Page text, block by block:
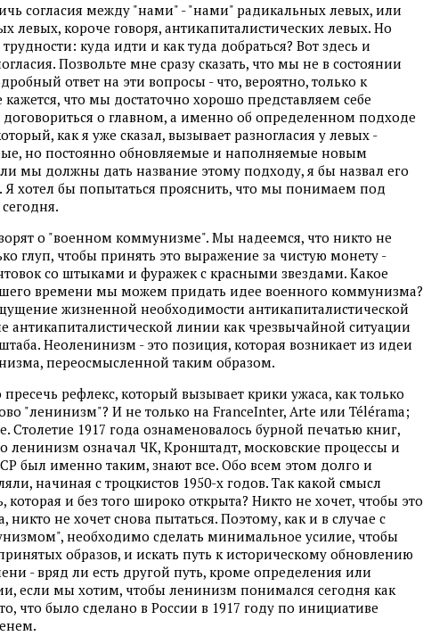
согласия между "нами" - "нами" радикальных левых, или
левых, короче говоря, антикапиталистических левых. Но
куда идти и как туда добраться? Вот здесь и
Позвольте мне сразу сказать, что мы не в состоянии
ответ на эти вопросы - что, вероятно, только к
что мы достаточно хорошо представляем себе
о главном, а именно об определенном подходе
как я уже сказал, вызывает разногласия у левых -
но постоянно обновляемые и наполняемые новым
мы должны дать название этому подходу, я бы назвал его
хотел бы попытаться прояснить, что мы понимаем под
о "военном коммунизме". Мы надеемся, что никто не
глуп, чтобы принять это выражение за чистую монету -
со штыками и фуражек с красными звездами. Какое
времени мы можем придать идее военного коммунизма?
жизненной необходимости антикапиталистической
линии как чрезвычайной ситуации
Неоленинизм - это позиция, которая возникает из идеи
переосмысленной таким образом.
рефлекс, который вызывает крики ужаса, как только
"ленинизм"? И не только на FranceInter, Arte или Télérama;
Столетие 1917 года ознаменовалось бурной печатью книг,
ленинизм означал ЧК, Кронштадт, московские процессы и
был именно таким, знают все. Обо всем этом долго и
начиная с троцкистов 1950-х годов. Так какой смысл
которая и без того широко открыта? Никто не хочет, чтобы это
никто не хочет снова пытаться. Поэтому, как и в случае с
необходимо сделать минимальное усилие, чтобы
образов, и искать путь к историческому обновлению
- вряд ли есть другой путь, кроме определения или
если мы хотим, чтобы ленинизм понимался сегодня как
что было сделано в России в 1917 году по инициативе